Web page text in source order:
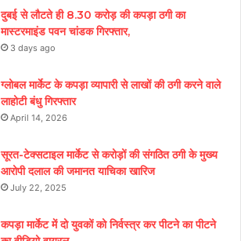
दुबई से लौटते ही 8.30 करोड़ की कपड़ा ठगी का
मास्टरमाइंड पवन चांडक गिरफ्तार,
3 days ago
ग्लोबल मार्केट के कपड़ा व्यापारी से लाखों की ठगी करने वाले
लाहोटी बंधु गिरफ्तार
April 14, 2026
सूरत-टेक्सटाइल मार्केट से करोड़ों की संगठित ठगी के मुख्य
आरोपी दलाल की जमानत याचिका खारिज
July 22, 2025
कपड़ा मार्केट में दो युवकों को निर्वस्त्र कर पीटने का पीटने